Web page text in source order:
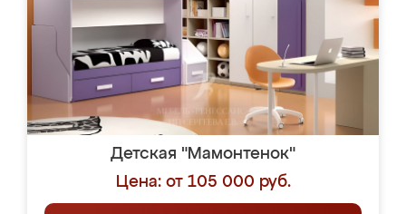
Детская "Мамонтенок"
Цена: от 105 000 руб.